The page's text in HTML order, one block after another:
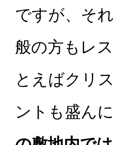
ですが、そ
般の方もレ
とえばクリ
ントも盛ん